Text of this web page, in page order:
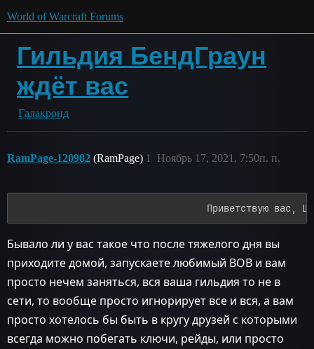
World of Warcraft Forums
Гильдия БендГраун
ждёт вас
Галакронд
RamPage-120982 (RamPage) Ноябрь 17, 2021, 7:50п. п.
1
Бывало ли у вас такое что после тяжелого дня вы
приходите домой, запускаете любимый ВОВ и вам
просто нечем заняться, вся ваша гильдия то не в
сети, то вообще просто игнорирует все и вся, а вам
просто хотелось бы быть в кругу друзей с которыми
всегда можно побегать ключи, рейды, или просто